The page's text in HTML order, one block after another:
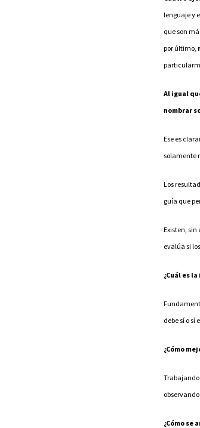
lenguaje y
que son
por último,
Al igual
nombrar
Ese es
solamente
Los
guía que
Existen,
evalúa si
¿Cuál es
debe sí o
¿Cómo
Trabajando
¿Cómo